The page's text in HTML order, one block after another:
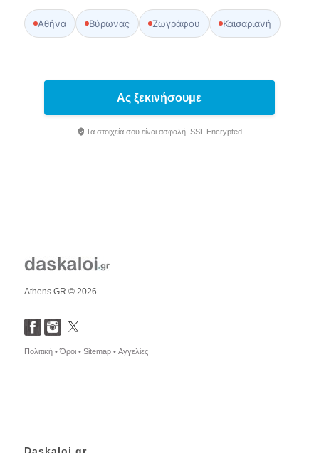
Αθήνα Βύρωνας Ζωγράφου Καισαριανή
Ας ξεκινήσουμε
Τα στοιχεία σου είναι ασφαλή. SSL Encrypted
Athens GR © 2026
Πολιτική •Όροι • Sitemap • Αγγελίες